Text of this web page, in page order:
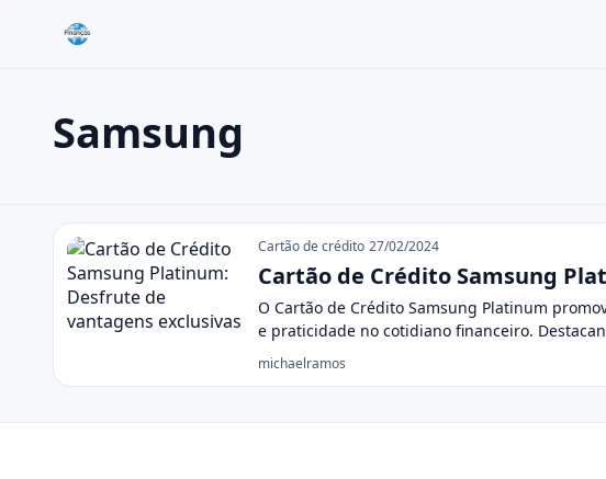
Buscar no site
Pressione Enter para buscar ou ESC para fechar.
Samsung
Samsung Cartão de crédito 27/02/2024
Cartão de Crédito Samsung
O Cartão de Crédito Samsung Platinum
e praticidade no cotidiano financeiro.
michaelramos